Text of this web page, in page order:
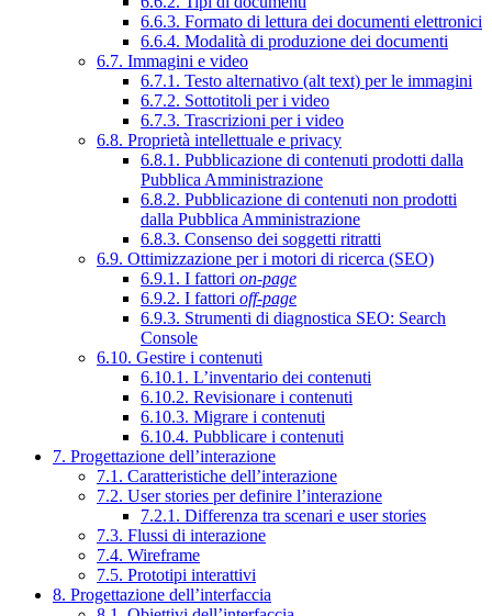
6.6.3. Formato di lettura dei documenti elettronici
6.6.4. Modalità di produzione dei documenti
6.7. Immagini e video
6.7.1. Testo alternativo (alt text) per le immagini
6.7.2. Sottotitoli per i video
6.7.3. Trascrizioni per i video
6.8. Proprietà intellettuale e privacy
6.8.1. Pubblicazione di contenuti prodotti dalla
Pubblica Amministrazione
6.8.2. Pubblicazione di contenuti non prodotti
dalla Pubblica Amministrazione
6.8.3. Consenso dei soggetti ritratti
6.9. Ottimizzazione per i motori di ricerca (SEO)
6.9.1. I fattori on-page
6.9.2. I fattori off-page
6.9.3. Strumenti di diagnostica SEO: Search
Console
6.10. Gestire i contenuti
6.10.1. L’inventario dei contenuti
6.10.2. Revisionare i contenuti
6.10.3. Migrare i contenuti
6.10.4. Pubblicare i contenuti
7. Progettazione dell’interazione
7.1. Caratteristiche dell’interazione
7.2. User stories per definire l’interazione
7.2.1. Differenza tra scenari e user stories
7.3. Flussi di interazione
7.4. Wireframe
7.5. Prototipi interattivi
8. Progettazione dell’interfaccia